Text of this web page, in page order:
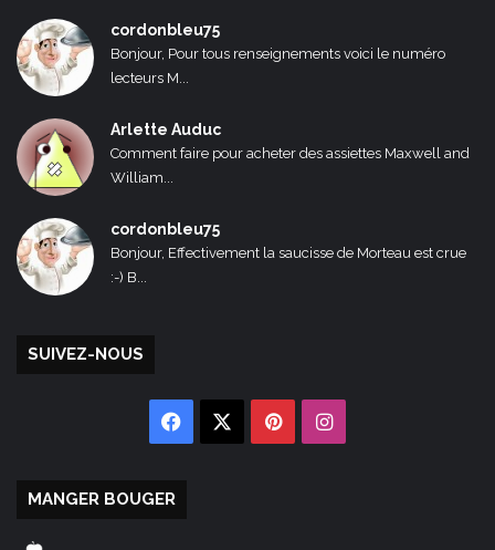
cordonbleu75
Bonjour, Pour tous renseignements voici le numéro
lecteurs M...
Arlette Auduc
Comment faire pour acheter des assiettes Maxwell and
William...
cordonbleu75
Bonjour, Effectivement la saucisse de Morteau est crue
:-) B...
SUIVEZ-NOUS
Facebook PinterestInstagram
MANGER BOUGER